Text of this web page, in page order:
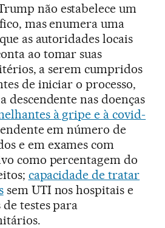
não estabelece um
mas enumera uma
as autoridades locais
ao tomar suas
a serem cumpridos
de iniciar o processo,
descendente nas doenças
à gripe e à covid-
em número de
e em exames com
como percentagem do
capacidade de tratar
sem UTI nos hospitais e
testes para